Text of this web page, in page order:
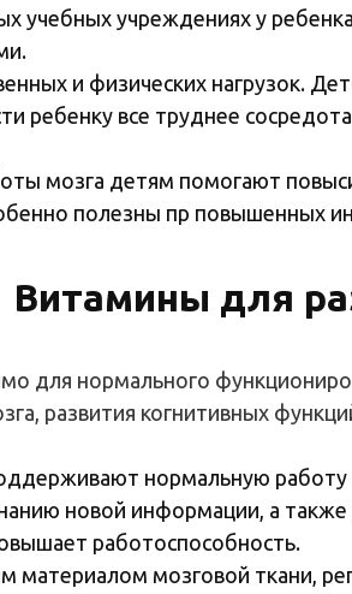
учебных учреждениях у
и физических нагрузок.
ребенку все труднее
мозга детям помогают
полезны пр повышенных
Витамины для
для нормального
, развития когнитивных
нормальную
новой информации, а
работоспособность.
материалом мозговой ткани,